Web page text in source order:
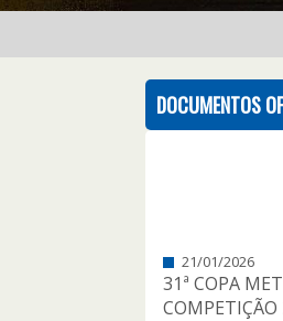
DOCUMENTOS
21/01/2026
31ª COPA
COMPETIÇÃO